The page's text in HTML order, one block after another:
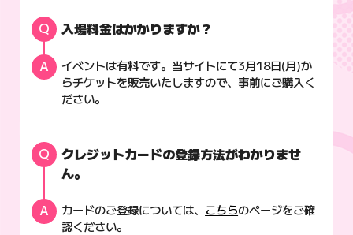
入場料金はかかりますか？
イベントは有料です。当サイトにて3月18日(月)か
らチケットを販売いたしますので、事前にご購入く
ださい。
クレジットカードの登録方法がわかりませ
ん。
カードのご登録については、 こちらのページをご確
認ください。